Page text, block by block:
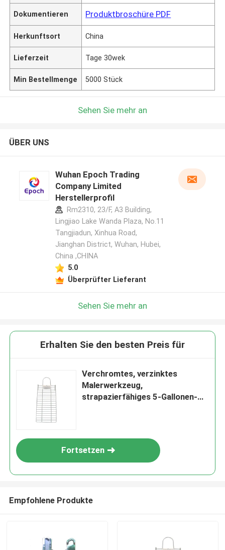
Dokumentieren Produktbroschüre PDF
Herkunftsort China
Lieferzeit Tage 30wek
Min Bestellmenge 5000 Stück
Sehen Sie mehr an
ÜBER UNS
Wuhan Epoch Trading
Company Limited
Herstellerprofil
Rm2310, 23/F, A3 Building,
Lingjiao Lake Wanda Plaza, No.11
Tangjiadun, Xinhua Road,
Jianghan District, Wuhan, Hubei,
China ,CHINA
5.0
Überprüfter Lieferant
Sehen Sie mehr an
Erhalten Sie den besten Preis für
Verchromtes, verzinktes
Malerwerkzeug,
strapazierfähiges 5-Gallonen-
Fortsetzen
Empfohlene Produkte